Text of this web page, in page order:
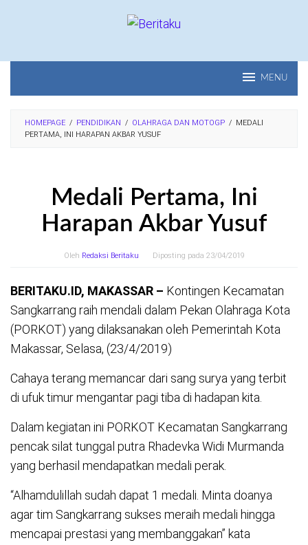
MENU
HOMEPAGE / PENDIDIKAN / OLAHRAGA DAN MOTOGP / MEDALI
PERTAMA, INI HARAPAN AKBAR YUSUF
Medali Pertama, Ini
Harapan Akbar Yusuf
Oleh Redaksi Beritaku Diposting pada 23/04/2019
BERITAKU.ID, MAKASSAR – Kontingen Kecamatan
Sangkarrang raih mendali dalam Pekan Olahraga Kota
(PORKOT) yang dilaksanakan oleh Pemerintah Kota
Makassar, Selasa, (23/4/2019)
Cahaya terang memancar dari sang surya yang terbit
di ufuk timur mengantar pagi tiba di hadapan kita.
Dalam kegiatan ini PORKOT Kecamatan Sangkarrang
pencak silat tunggal putra Rhadevka Widi Murmanda
yang berhasil mendapatkan medali perak.
“Alhamdulillah sudah dapat 1 medali. Minta doanya
agar tim Sangkarrang sukses meraih medali hingga
mencapai prestasi yang membanggakan” kata